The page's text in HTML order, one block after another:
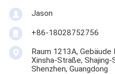
Jason
+86-18028752756
Raum 1213A, Gebäude
Xinsha-Straße, Shajing-
Shenzhen, Guangdong